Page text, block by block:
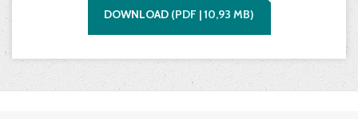
DOWNLOAD (PDF |10,93 MB)